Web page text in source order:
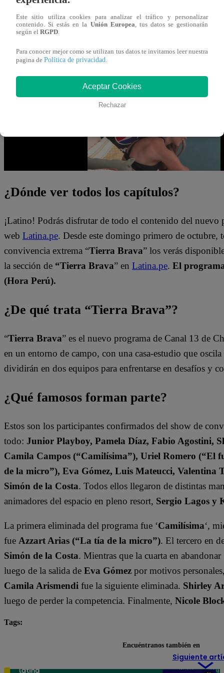
Brava” estuvieron emocionados por el ingreso de
el argentino deberá decidir entre la modelo venezolana
estarán cada vez más cerca.
Mira el momento que se vivió en “Tierra Brava”
¿Dónde ver todos los capítulos?
¡Latino! Podrás disfrutar de todo el contenido del nuevo
web Latina.pe. Desde este domingo primero de
convivencia extrema “Tierra Brava” los verás
la sección de “Tierra Brava” en Latina.pe. El
(Hora Perú).
¿De qué trata “Tierra Brava”?
“Tierra Brava” es el nuevo programa de Canal 13 de
en un entorno de campo, con una casa-estudio que
dividirán en dos equipos para enfrentarse en desafíos y
¿Qué famosos forman parte?
Estos son los participantes confirmados del show de
todo: Junior Playboy, Pamela Díaz, Fabio Agostini,
Camila Campos (“Camilísima”), Uriel Romero (“El
de la micro”), Eva Gómez, Luis Mateucci, Valentina
Simón de la Costa. Todos ellos llegaron de distintas
animadores del espacio en pleno resort, Sergio Lagos y
La primera eliminada del programa fue ‘Camilísima‘,
fue Azzart Arias (“La tía de la micro”). El tercero en
Simón de la Costa. Mientras que la cuarta en abandonar
luego de la salida de Eva Gómez por motivos
Camila Arismendi fue la siguiente eliminada. Shirley
luego de perder la competencia. Finalmente, Nicole
Tags:
Siguiente
Este sitio utiliza cookies para analizar el tráfico y personalizar
contenido. Si estás en la Unión Europea, tus datos se gestionarán
según el RGPD.
Para conocer mejor como se utilizan tus datos te invitamos leer nuestra
pagina de Política de privacidad.
Aceptar Cookies
Rechazar
Encuéntranos también en
Teléfono: 219